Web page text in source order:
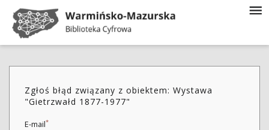
Zgłoś błąd związany z obiektem: Wystawa
"Gietrzwałd 1877-1977"
E-mail*